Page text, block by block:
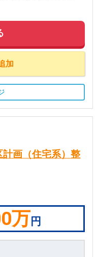
加
画（住宅系）整
万円